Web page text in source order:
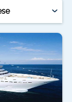
e
design
e il comfort.
all'insegna
crociera
World
e il relax
di